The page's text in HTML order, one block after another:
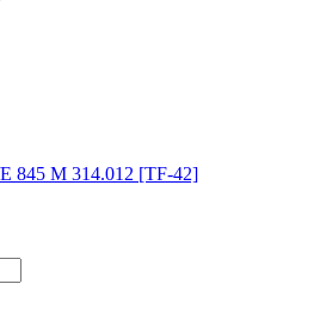
845 M 314.012 [TF-42]